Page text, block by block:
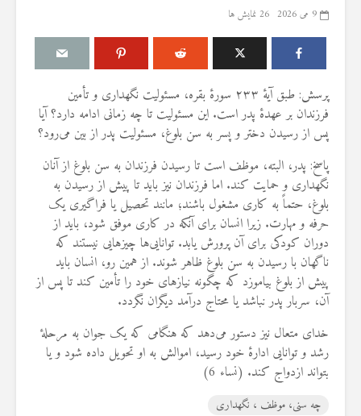
9 می 2026 26 نمایش ها
پرسش: طبق آیهٔ ۲۳۳ سورهٔ بقره، مسئولیت نگهداری و تأمین
فرزندان بر عهدهٔ پدر است. این مسئولیت تا چه زمانی ادامه دارد؟ آیا
پس از رسیدن دختر و پسر به سن بلوغ، مسئولیت پدر از بین می‌رود؟
پاسخ: پدر، البته، موظف است تا رسیدن فرزندان به سن بلوغ از آنان
نگهداری و حمایت کند. اما فرزندان نیز باید تا پیش از رسیدن به
بلوغ، حتماً به کاری مشغول باشند؛ مانند تحصیل یا فراگیری یک
حرفه و مهارت. زیرا انسان برای آنکه در کاری موفق شود، باید از
دوران کودکی برای آن پرورش یابد. توانایی‌ها چیزهایی نیستند که
ناگهان با رسیدن به سن بلوغ ظاهر شوند. از همین رو، انسان باید
پیش از بلوغ بیاموزد که چگونه نیازهای خود را تأمین کند تا پس از
آن، سربار پدر نباشد یا محتاج درآمد دیگران نگردد.
خدای متعال نیز دستور می‌دهد که هنگامی که یک جوان به مرحلهٔ
رشد و توانایی ادارهٔ خود رسید، اموالش به او تحویل داده شود و یا
بتواند ازدواج کند. (نساء 6)
چه سنی، موظف ، نگهداری
درباره سنگ زدن به
شیطان و دویدن مردان
میان صفا و مروه
20 جولای 2026
27 نمایش ها
شوهرم به سراغ زن دیگری
رفته، اما مرا طلاق
نمی‌دهد. چه باید کرد؟
19 جولای 2026
22 نمایش ها
آیا اگر مسلمانی فردی
غیرمسلمان را بکشد، حکم
قصاص درباره او اجرا
می‌شود؟
19 جولای 2026
36 نمایش ها
مقصود از
در آیه ۷۸ سوره واقعه
18 نمایش ها
کشتن آن
15 نمایش ها